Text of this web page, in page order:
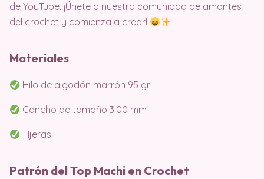
de YouTube. ¡Únete a nuestra comunidad de amantes
del crochet y comienza a crear!
Materiales
Hilo de algodón marrón 95 gr
Gancho de tamaño 3.00 mm
Tijeras
Patrón del Top Machi en Crochet